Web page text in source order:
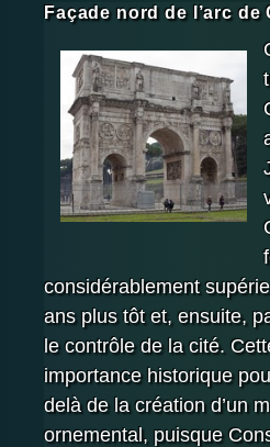
Façade nord de l’arc
considérablement
ans plus tôt et, ensuite,
le contrôle de la cité.
importance historique
delà de la création d’un
ornemental, puisque